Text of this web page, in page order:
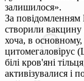
залишилося».
За повідомленням
створили вакцину
хоча, в основному,
цитомегаловірус
білі кров'яні
активізувалися і